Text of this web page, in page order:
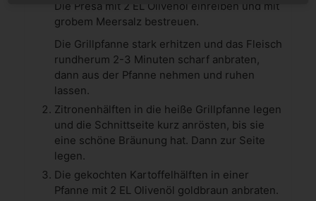
Die Presa mit 2 EL Olivenöl einreiben und mit
grobem Meersalz bestreuen.
Die Grillpfanne stark erhitzen und das Fleisch
rundherum 2-3 Minuten scharf anbraten,
dann aus der Pfanne nehmen und ruhen
lassen.
Zitronenhälften in die heiße Grillpfanne legen
und die Schnittseite kurz anrösten, bis sie
eine schöne Bräunung hat. Dann zur Seite
legen.
Die gekochten Kartoffelhälften in einer
Pfanne mit 2 EL Olivenöl goldbraun anbraten.